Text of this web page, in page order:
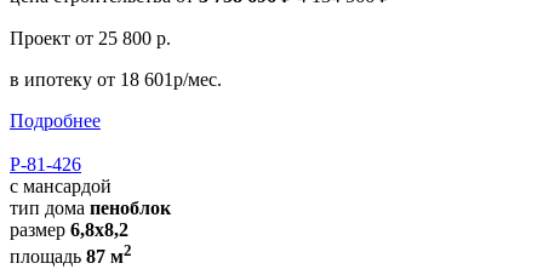
Проект от 25 800 р.
в ипотеку от 18 601р/мес.
Подробнее
Р-81-426
с мансардой
тип дома пеноблок
размер 6,8х8,2
площадь 87 м2